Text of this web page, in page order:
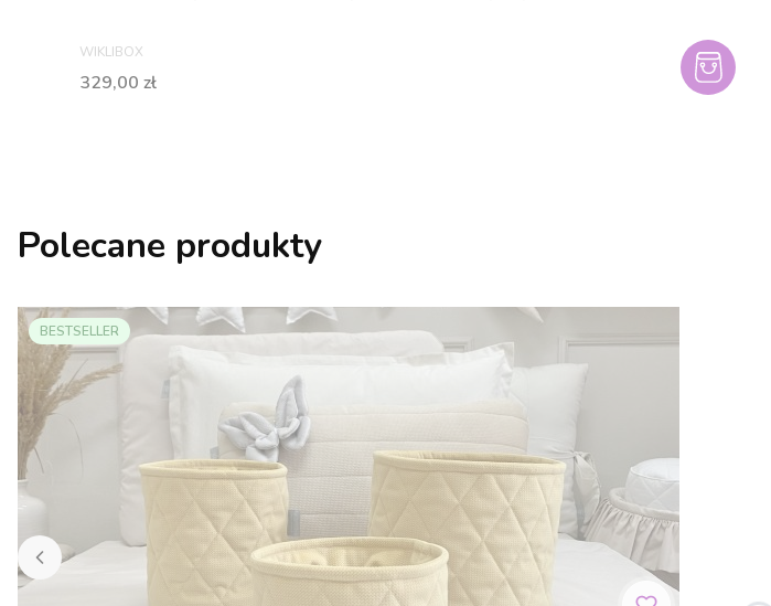
PRODUCENT
WIKLIBOX
Cena
329,00 zł
Polecane produkty
BESTSELLER